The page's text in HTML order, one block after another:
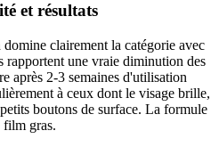
et résultats
clairement la catégorie avec
rapportent une vraie diminution des
après 2-3 semaines d'utilisation
à ceux dont le visage brille,
boutons de surface. La formule
film gras.